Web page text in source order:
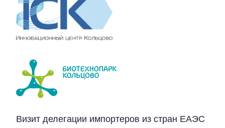
Визит делегации импортеров из стран ЕАЭС